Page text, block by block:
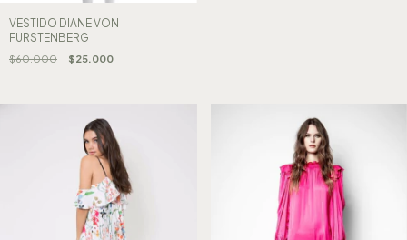
VESTIDO DIANE VON
FURSTENBERG
$60.000 $25.000